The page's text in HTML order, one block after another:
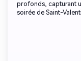
profonds, capturant
soirée de Saint-